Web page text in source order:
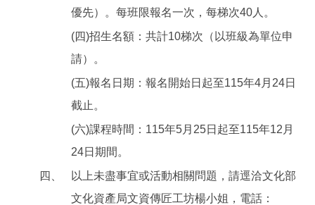
優先）。每班限報名一次，每梯次40人。
(四)招生名額：共計10梯次（以班級為單位申
請）。
(五)報名日期：報名開始日起至115年4月24日
截止。
(六)課程時間：115年5月25日起至115年12月
24日期間。
四、
以上未盡事宜或活動相關問題，請逕洽文化部
文化資產局文資傳匠工坊楊小姐，電話：